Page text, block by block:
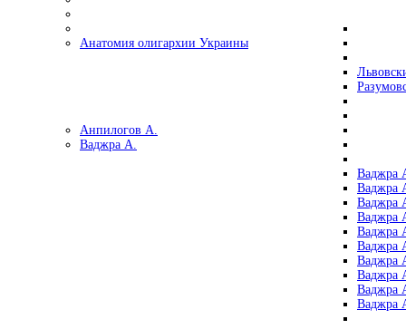
Анатомия олигархии Украины
Анпилогов А.
Ваджра А.
Ваджра
Ваджра
Ваджра
Ваджра
Ваджра
Ваджра
Ваджра
Ваджра
Ваджра
Ваджра